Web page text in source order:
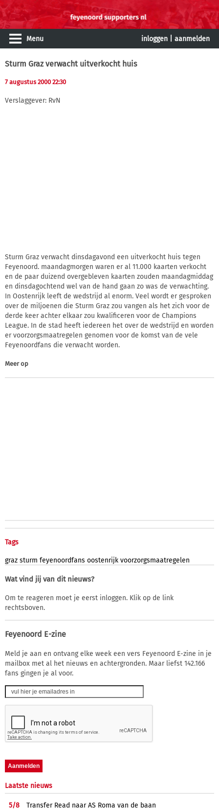
Menu inloggen aanmelden
Sturm Graz verwacht uitverkocht huis
7 augustus 2000 22:30
Verslaggever: RvN
Sturm Graz verwacht dinsdagavond een uitverkocht huis tegen
Feyenoord. maandagmorgen waren er al 11.000 kaarten verkocht
en de paar duizend overgebleven kaarten zouden maandagmiddag
en dinsdagochtend wel van de hand gaan zo was de verwachting.
In Oostenrijk leeft de wedstrijd al enorm. Veel wordt er gesproken
over de miljoenen die Sturm Graz zou vangen als het zich voor de
derde keer achter elkaar zou kwalificeren voor de Champions
League. In de stad heeft iedereen het over de wedstrijd en worden
er voorzorgsmaatregelen genomen voor de komst van de vele
Feyenoordfans die verwacht worden.
Meer op
Tags
graz sturm feyenoordfans oostenrijk voorzorgsmaatregelen
Wat vind jij van dit nieuws?
Om te reageren moet je eerst inloggen. Klik op de link
rechtsboven.
Feyenoord E-zine
Meld je aan en ontvang elke week een vers Feyenoord E-zine in je
mailbox met al het nieuws en achtergronden. Maar liefst 142.166
fans gingen je al voor.
Laatste nieuws
5/8
Transfer Read naar AS Roma van de baan